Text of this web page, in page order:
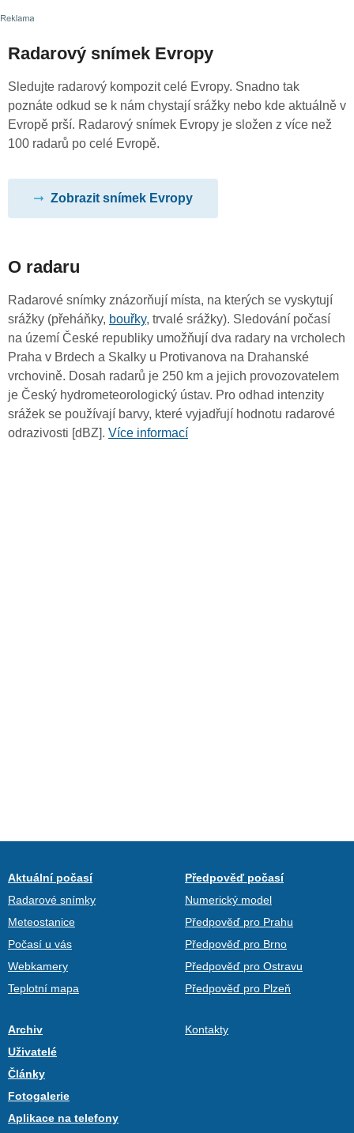
Radarový snímek Evropy
Sledujte radarový kompozit celé Evropy. Snadno tak
poznáte odkud se k nám chystají srážky nebo kde aktuálně v
Evropě prší. Radarový snímek Evropy je složen z více než
100 radarů po celé Evropě.
Zobrazit snímek Evropy
O radaru
Radarové snímky znázorňují místa, na kterých se vyskytují
srážky (přeháňky, bouřky, trvalé srážky). Sledování počasí
na území České republiky umožňují dva radary na vrcholech
Praha v Brdech a Skalky u Protivanova na Drahanské
vrchovině. Dosah radarů je 250 km a jejich provozovatelem
je Český hydrometeorologický ústav. Pro odhad intenzity
srážek se používají barvy, které vyjadřují hodnotu radarové
odrazivosti [dBZ]. Více informací
Aktuální počasí
Radarové snímky
Meteostanice
Počasí u vás
Webkamery
Teplotní mapa
Předpověď počasí
Numerický model
Předpověď pro Prahu
Předpověď pro Brno
Předpověď pro Ostravu
Předpověď pro Plzeň
Archiv
Uživatelé
Články
Fotogalerie
Aplikace na telefony
Kontakty